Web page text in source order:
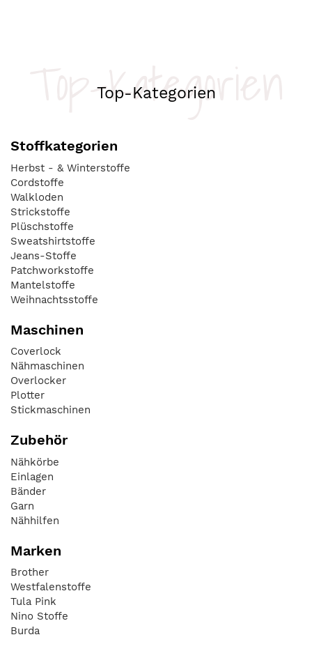
Top-Kategorien
Top-Kategorien
Stoffkategorien
Herbst - & Winterstoffe
Cordstoffe
Walkloden
Strickstoffe
Plüschstoffe
Sweatshirtstoffe
Jeans-Stoffe
Patchworkstoffe
Mantelstoffe
Weihnachtsstoffe
Maschinen
Coverlock
Nähmaschinen
Overlocker
Plotter
Stickmaschinen
Zubehör
Nähkörbe
Einlagen
Bänder
Garn
Nähhilfen
Marken
Brother
Westfalenstoffe
Tula Pink
Nino Stoffe
Burda